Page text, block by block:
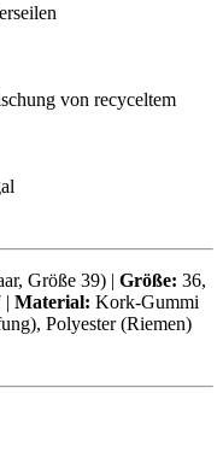
von recyceltem
Größe 39) | Größe: 36,
| Material: Kork-Gummi
Polyester (Riemen)